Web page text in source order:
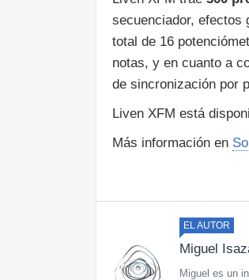
secuenciador, efectos
total de 16
notas, y en cuanto a
de sincronización por
Liven XFM está
Más información en
EL AUTOR
Miguel
Miguel es un